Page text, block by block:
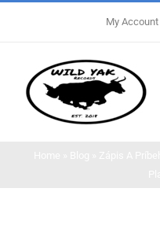
My Account